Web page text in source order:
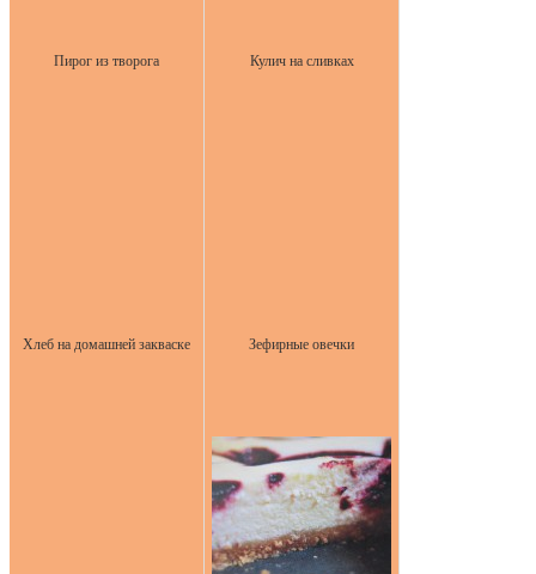
Пирог из творога Кулич на сливках
Хлеб на домашней закваске Зефирные овечки